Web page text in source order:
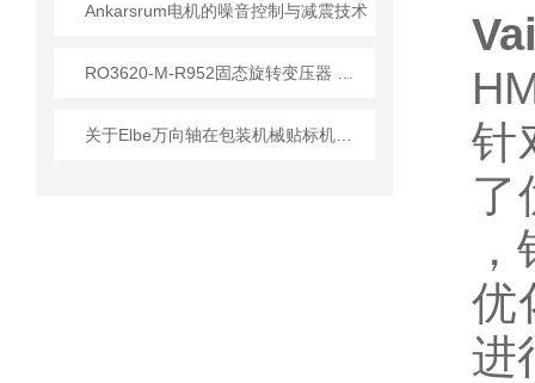
Ankarsrum电机的噪音控制与减震技术
针
了
优
进